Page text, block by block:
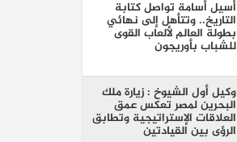
أسيل أسامة تواصل كتابة
التاريخ.. وتتأهل إلى نهائي
بطولة العالم لألعاب القوى
للشباب بأوريجون
وكيل أول الشيوخ : زيارة ملك
البحرين لمصر تعكس عمق
العلاقات الإستراتيجية وتطابق
الرؤى بين القيادتين